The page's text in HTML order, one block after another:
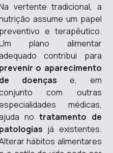
vertente tradicional, a
assume um papel
preventivo e terapêutico.
plano alimentar
contribui para
prevenir o aparecimento
de doenças e, em
com outras
médicas,
no tratamento de
patologias já existentes.
hábitos alimentares